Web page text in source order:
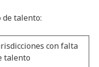
de talento:
con falta
talento